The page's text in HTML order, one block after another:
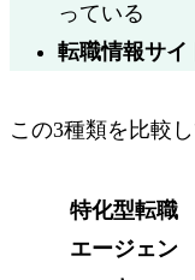
っている
転職情報サイ
この3種類を比較し
特化型転職
エージェン